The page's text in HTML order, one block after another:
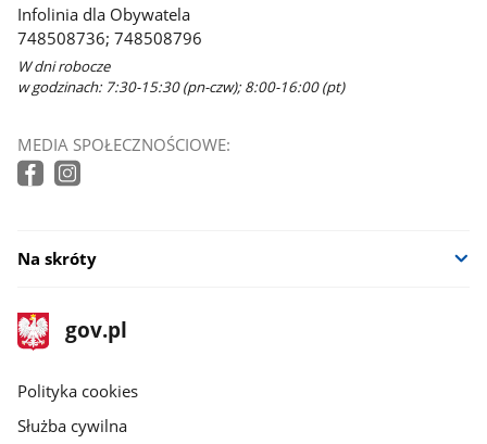
Infolinia dla Obywatela
748508736; 748508796
W dni robocze
w godzinach: 7:30-15:30 (pn-czw); 8:00-16:00 (pt)
MEDIA SPOŁECZNOŚCIOWE:
Na skróty
stopka
gov.pl
Strona
gov.pl
gov.pl
Polityka cookies
Służba cywilna